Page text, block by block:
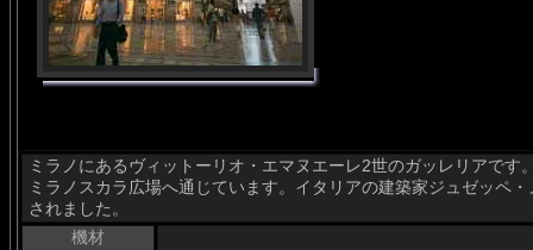
ミラノにあるヴィットーリオ・エマヌエーレ2世のガッレリアで
ミラノスカラ広場へ通じています。イタリアの建築家ジュゼッペ
されました。
機材